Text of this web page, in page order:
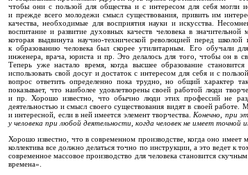
чтобы они с пользой для общества и с интересом для себя могли
и прежде всего молодежи смысл существования, привить им
качества, необходимые для восприятия науки и искусства.
воспитание и развитие духовных качеств человека в
которая выдвинута научно-технической революцией перед
к образованию человека был скорее утилитарным. Его обучали
инженера, врача, юриста и пр. Это делалось для того, чтобы он в
Теперь уже настало время, когда высшее образование
использовать свой досуг и достаток с интересом для себя и с
вопрос ответить определенно пока трудно, но общий характер
показывает, что наиболее удовлетворены своей работой люди
и пр. Хорошо известно, что обычно люди этих профессий не
деятельностью и смысл своего существования видят в своей
и интересной, если в ней имеется элемент творчества. Конечно, при
у человека при любой деятельности, когда человек не имеет точной
Хорошо известно, что в современном производстве, когда оно имеет
коллектива все должно делаться точно по инструкции, а это ведет к
современное массовое производство для человека становится
времена».